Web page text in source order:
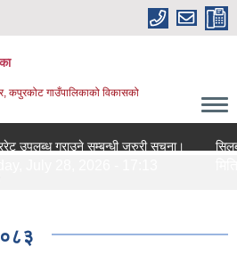
कपुरकोट गाउँपालिकाको विकासको
औषधीहरुको दररेट उपलब्ध गराउने सम्बन्धी जरुरी सूचना।